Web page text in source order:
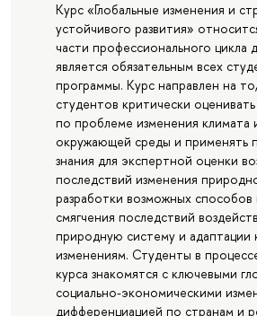
Курс «Глобальные изменения и
устойчивого развития»
части профессионального цикла
является обязательным всех
программы. Курс направлен на
студентов критически
по проблеме изменения климата
окружающей среды и применять
знания для экспертной оценки
последствий изменения
разработки возможных способов
смягчения последствий
природную систему и адаптации
изменениям. Студенты в
курса знакомятся с ключевыми
социально-экономическими
дифференциацией по странам и